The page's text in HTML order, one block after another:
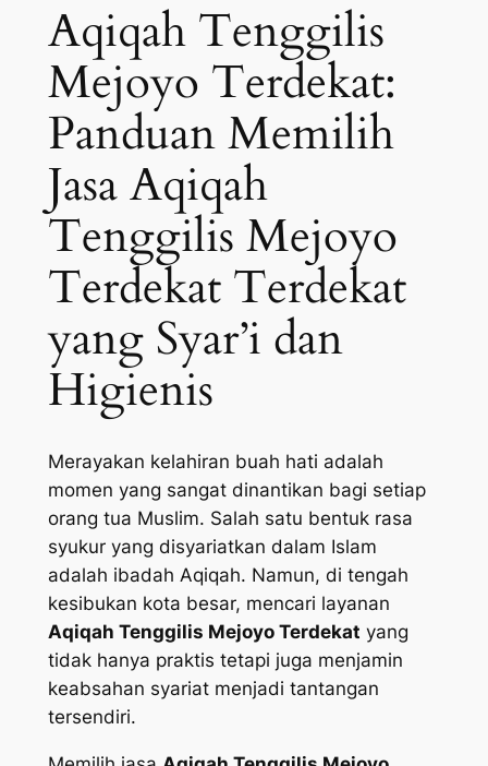
Aqiqah Tenggilis
Mejoyo Terdekat:
Panduan Memilih
Jasa Aqiqah
Tenggilis Mejoyo
Terdekat Terdekat
yang Syar’i dan
Higienis
Merayakan kelahiran buah hati adalah
momen yang sangat dinantikan bagi setiap
orang tua Muslim. Salah satu bentuk rasa
syukur yang disyariatkan dalam Islam
adalah ibadah Aqiqah. Namun, di tengah
kesibukan kota besar, mencari layanan
Aqiqah Tenggilis Mejoyo Terdekat yang
tidak hanya praktis tetapi juga menjamin
keabsahan syariat menjadi tantangan
tersendiri.